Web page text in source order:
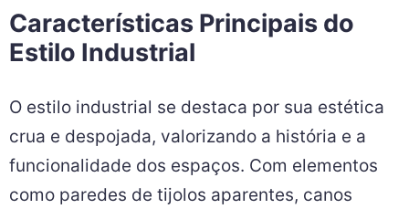
Características Principais do
Estilo Industrial
O estilo industrial se destaca por sua estética
crua e despojada, valorizando a história e a
funcionalidade dos espaços. Com elementos
como paredes de tijolos aparentes, canos